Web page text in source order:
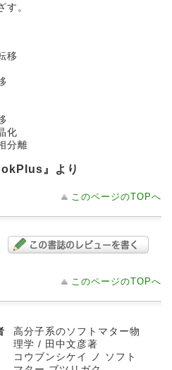
す。
移
化
分離
』より
このページのTOPへ
このページのTOPへ
高分子系のソフトマター物
理学 / 田中文彦著
コウブンシケイ ノ ソフト